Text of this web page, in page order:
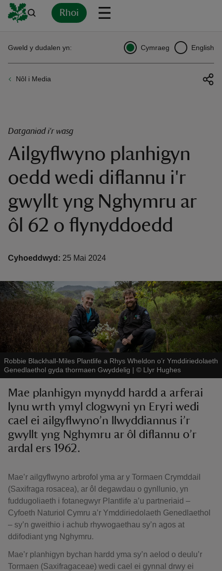
Rhoi
Nôl i Media
Gweld y dudalen yn: Cymraeg English
Datganiad i'r wasg
Ailgyflwyno planhigyn
oedd wedi diflannu i'r
gwyllt yng Nghymru ar
ôl 62 o flynyddoedd
Cyhoeddwyd: 25 Mai 2024
Robbie Blackhall-Miles Plantlife a Rhys Wheldon o’r Ymddiriedolaeth
Genedlaethol gyda thormaen Gwyddelig | © Llyr Hughes
Mae planhigyn mynydd hardd a arferai
lynu wrth ymyl clogwyni yn Eryri wedi
cael ei ailgyflwyno’n llwyddiannus i’r
gwyllt yng Nghymru ar ôl diflannu o’r
ardal ers 1962.
Mae’r ailgyflwyno arbrofol yma ar y Tormaen Crymddail
(Saxifraga rosacea), ar ôl degawdau o gynllunio, yn
fuddugoliaeth i fotanegwyr Plantlife a’u partneriaid –
Cyfoeth Naturiol Cymru a’r Ymddiriedolaeth Genedlaethol
– sy’n gweithio i achub rhywogaethau sy’n agos at
ddifodiant yng Nghymru.
Mae’r planhigyn bychan hardd yma sy’n aelod o deulu’r
Tormaen (Saxifragaceae) wedi cael ei gynnal drwy ei